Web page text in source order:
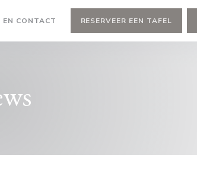
CONTACT RESERVEER EEN TAFEL